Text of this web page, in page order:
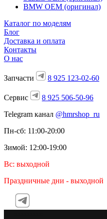
BMW OEM (оригинал)
Каталог по моделям
Блог
Доставка и оплата
Контакты
О нас
Запчасти 8 925 123-02-60
Сервис
8 925 506-50-96
Telegram канал @hmrshop_ru
Пн-сб: 11:00-20:00
Зимой: 12:00-19:00
Вс: выходной
Праздничные дни - выходной